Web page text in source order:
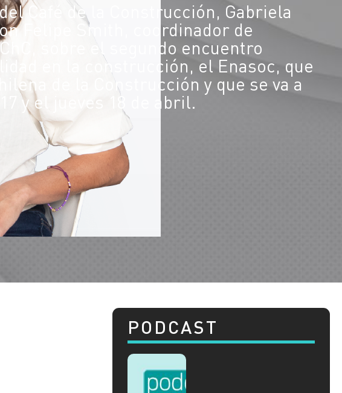
Café de la Construcción, Gabriela
Felipe Smith, coordinador de
sobre el segundo encuentro
en la construcción, el Enasoc, que
de la Construcción y que se va a
y el jueves 18 de abril.
PODCAST